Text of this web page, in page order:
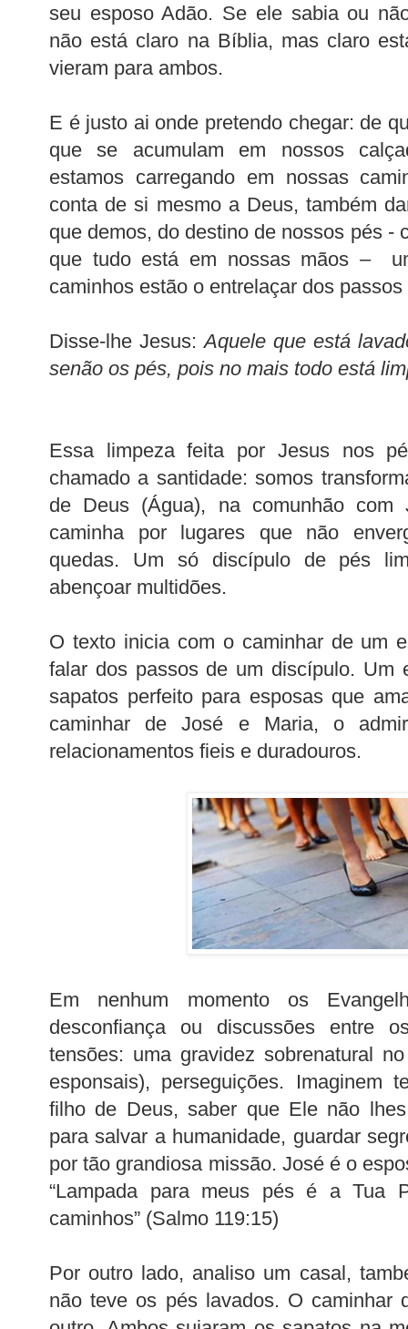
seu esposo Adão. Se ele sabia ou
não está claro na Bíblia, mas claro
vieram para ambos.
E é justo ai onde pretendo chegar: de
que se acumulam em nossos
estamos carregando em nossas
conta de si mesmo a Deus, também
que demos, do destino de nossos pés -
que tudo está em nossas mãos –
caminhos estão o entrelaçar dos
Disse-lhe Jesus:Aquele que está
senão os pés, pois no mais todo está
Essa limpeza feita por Jesus nos
chamado a santidade: somos
de Deus (Água), na comunhão com
caminha por lugares que não
quedas. Um só discípulo de pés
abençoar multidões.
O texto inicia com o caminhar de um
falar dos passos de um discípulo. Um
sapatos perfeito para esposas que
caminhar de José e Maria, o
relacionamentos fieis e duradouros.
Em nenhum momento os
desconfiança ou discussões entre
tensões: uma gravidez sobrenatural
esponsais), perseguições. Imaginem
filho de Deus, saber que Ele não
para salvar a humanidade, guardar
por tão grandiosa missão. José é o
“Lampada para meus pés é a Tua
caminhos” (Salmo 119:15)
Por outro lado, analiso um casal,
não teve os pés lavados. O caminhar